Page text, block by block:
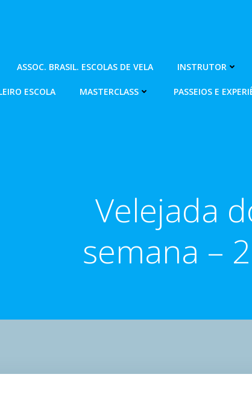
ASSOC. BRASIL. ESCOLAS DE VELA INSTRUTOR
ESCOLA MASTERCLASS PASSEIOS E
Velejada
semana –